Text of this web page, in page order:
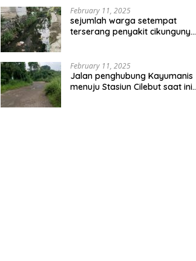
February 11, 2025
sejumlah warga setempat
terserang penyakit cikungunya
February 11, 2025
Jalan penghubung Kayumanis
menuju Stasiun Cilebut saat ini